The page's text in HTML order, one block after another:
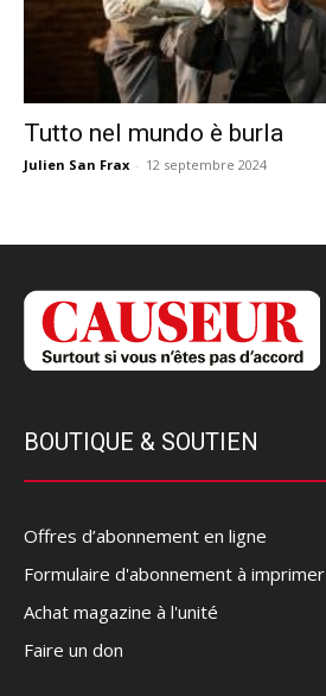
Tutto nel mundo è burla
Julien San Frax - 12 septembre 2024
BOUTIQUE & SOUTIEN
Offres d’abonnement en ligne
Formulaire d'abonnement à imprimer
Achat magazine à l'unité
Faire un don